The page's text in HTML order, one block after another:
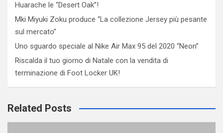
Huarache le “Desert Oak”!
Mki Miyuki Zoku produce “La collezione Jersey più pesante
sul mercato”
Uno sguardo speciale al Nike Air Max 95 del 2020 “Neon”
Riscalda il tuo giorno di Natale con la vendita di
terminazione di Foot Locker UK!
Related Posts